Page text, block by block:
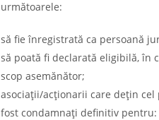
următoarele:
să fie înregistrată ca persoană
să poată fi declarată eligibilă, în
scop asemănător;
asociaţii/acţionarii care deţin
fost condamnaţi definitiv